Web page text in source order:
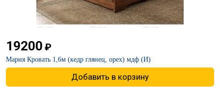
19200 ₽
Мария Кровать 1,6м (кедр глянец, орех) мдф (И)
Добавить в корзину